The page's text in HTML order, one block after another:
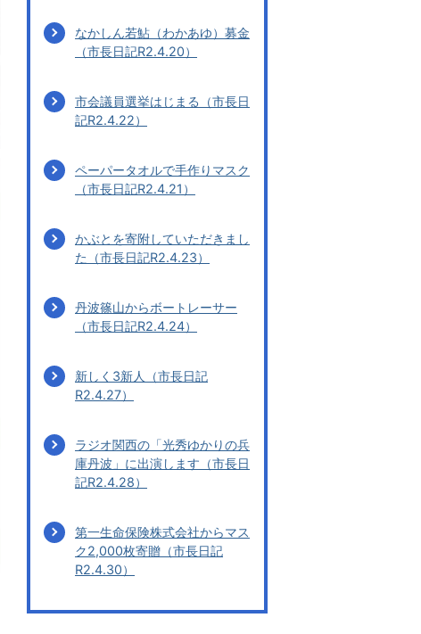
なかしん若鮎（わかあゆ）募金
（市長日記R2.4.20）
市会議員選挙はじまる（市長日
記R2.4.22）
ペーパータオルで手作りマスク
（市長日記R2.4.21）
かぶとを寄附していただきまし
た（市長日記R2.4.23）
丹波篠山からボートレーサー
（市長日記R2.4.24）
新しく3新人（市長日記
R2.4.27）
ラジオ関西の「光秀ゆかりの兵
庫丹波」に出演します（市長日
記R2.4.28）
第一生命保険株式会社からマス
ク2,000枚寄贈（市長日記
R2.4.30）